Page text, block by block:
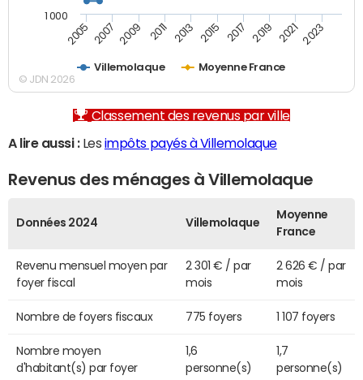
Villemolaque Moyenne France
2005 2007 2009 2011 2013 2015 2017 2019 2021 2023
1 000
© JDN 2026
Classement des revenus par ville
A lire aussi :Les impôts payés à Villemolaque
Revenus des ménages à Villemolaque
Données 2024 Villemolaque
Moyenne
France
Revenu mensuel moyen par
foyer fiscal
2 301 € / par
mois
2 626 € / par
mois
Nombre de foyers fiscaux 775 foyers 1 107 foyers
Nombre moyen
d'habitant(s) par foyer
1,6
personne(s)
1,7
personne(s)